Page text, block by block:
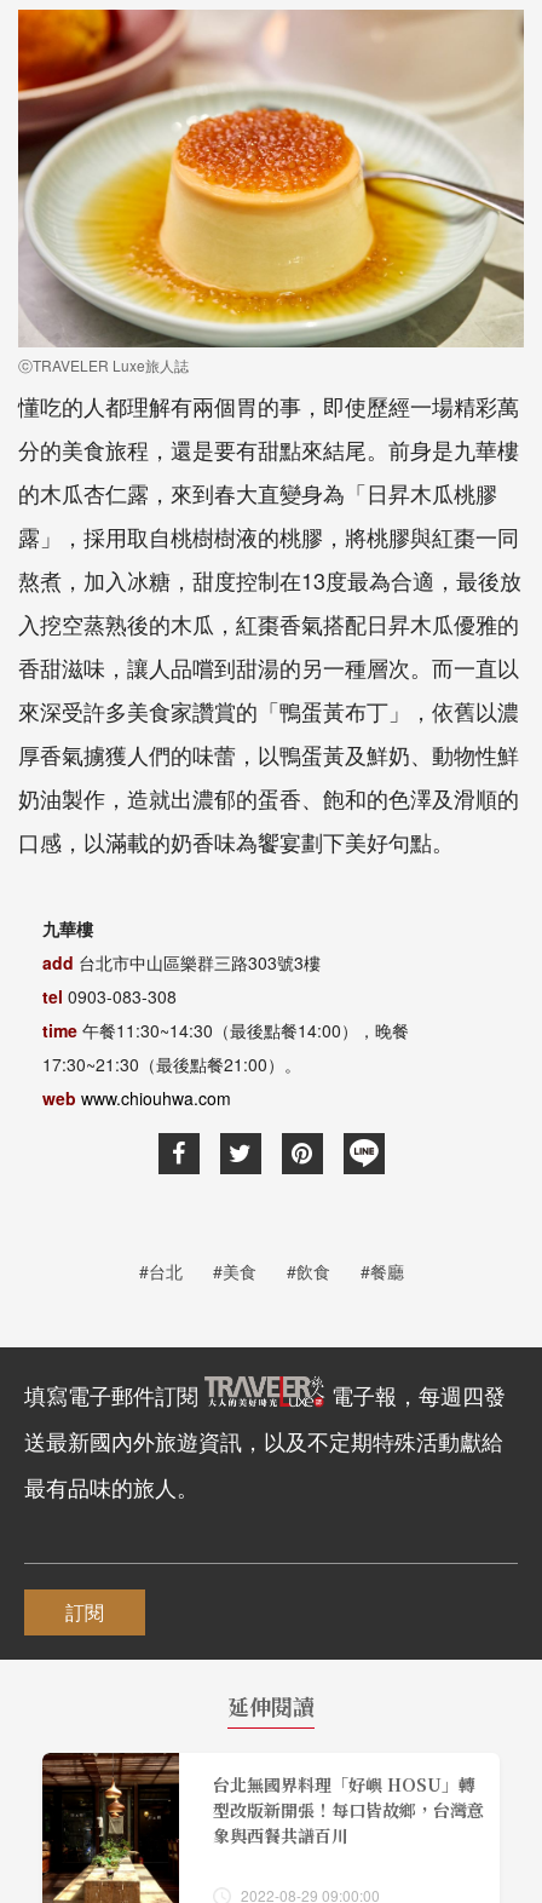
ⓒTRAVELER Luxe旅人誌
懂吃的人都理解有兩個胃的事，即使歷經一場精彩萬
分的美食旅程，還是要有甜點來結尾。前身是九華樓
的木瓜杏仁露，來到春大直變身為「日昇木瓜桃膠
露」，採用取自桃樹樹液的桃膠，將桃膠與紅棗一同
熬煮，加入冰糖，甜度控制在13度最為合適，最後放
入挖空蒸熟後的木瓜，紅棗香氣搭配日昇木瓜優雅的
香甜滋味，讓人品嚐到甜湯的另一種層次。而一直以
來深受許多美食家讚賞的「鴨蛋黃布丁」，依舊以濃
厚香氣擄獲人們的味蕾，以鴨蛋黃及鮮奶、動物性鮮
奶油製作，造就出濃郁的蛋香、飽和的色澤及滑順的
口感，以滿載的奶香味為饗宴劃下美好句點。
九華樓
add 台北市中山區樂群三路303號3樓
tel 0903-083-308
time 午餐11:30~14:30（最後點餐14:00），晚餐
17:30~21:30（最後點餐21:00）。
web www.chiouhwa.com
#台北 #美食 #飲食 #餐廳
填寫電子郵件訂閱
電子報，每週四發
送最新國內外旅遊資訊，以及不定期特殊活動獻給
最有品味的旅人。
訂閱
延伸閱讀
台北無國界料理「好嶼 HOSU」轉
型改版新開張！每口皆故鄉，台灣意
象與西餐共譜百川
2022-08-29 09:00:00